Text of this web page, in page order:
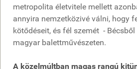
metropolita életvitele mellett
annyira nemzetközivé válni, hogy
kötődéseit, és fél szemét -
magyar balettművészeten.
A közelmúltban magas rangú